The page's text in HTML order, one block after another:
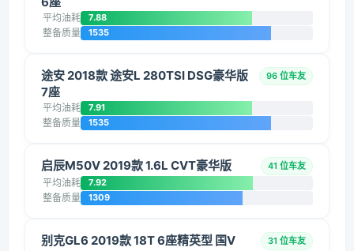
平均油耗 7.88
整备质量 1535
途安 2018款 途安L 280TSI DSG豪华版
7座
96 位车友
平均油耗 7.91
整备质量 1535
启辰M50V 2019款 1.6L CVT豪华版 41 位车友
平均油耗 7.92
整备质量 1309
别克GL6 2019款 18T 6座精英型 国V 31 位车友